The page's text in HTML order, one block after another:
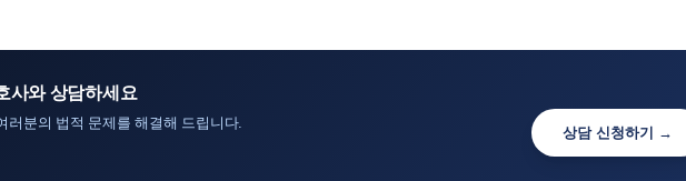
사와 상담하세요
러분의 법적 문제를 해결해 드립니다.
상담 신청하기 →